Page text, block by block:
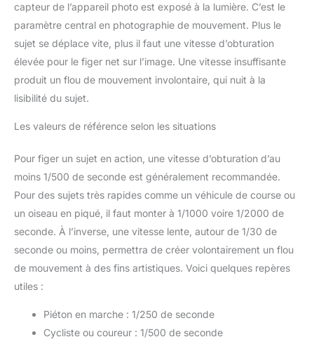
capteur de l’appareil photo est exposé à la lumière. C’est le
paramètre central en photographie de mouvement. Plus le
sujet se déplace vite, plus il faut une vitesse d’obturation
élevée pour le figer net sur l’image. Une vitesse insuffisante
produit un flou de mouvement involontaire, qui nuit à la
lisibilité du sujet.
Les valeurs de référence selon les situations
Pour figer un sujet en action, une vitesse d’obturation d’au
moins 1/500 de seconde est généralement recommandée.
Pour des sujets très rapides comme un véhicule de course ou
un oiseau en piqué, il faut monter à 1/1000 voire 1/2000 de
seconde. À l’inverse, une vitesse lente, autour de 1/30 de
seconde ou moins, permettra de créer volontairement un flou
de mouvement à des fins artistiques. Voici quelques repères
utiles :
Piéton en marche : 1/250 de seconde
Cycliste ou coureur : 1/500 de seconde